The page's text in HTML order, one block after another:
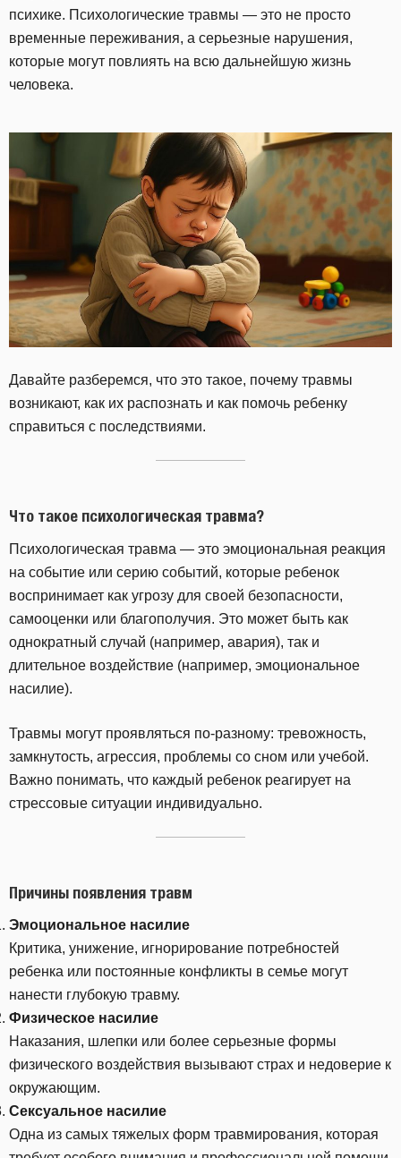
психике. Психологические травмы — это не просто
временные переживания, а серьезные нарушения,
которые могут повлиять на всю дальнейшую жизнь
человека.
Давайте разберемся, что это такое, почему травмы
возникают, как их распознать и как помочь ребенку
справиться с последствиями.
Что такое психологическая травма?
Психологическая травма — это эмоциональная реакция
на событие или серию событий, которые ребенок
воспринимает как угрозу для своей безопасности,
самооценки или благополучия. Это может быть как
однократный случай (например, авария), так и
длительное воздействие (например, эмоциональное
насилие).
Травмы могут проявляться по-разному: тревожность,
замкнутость, агрессия, проблемы со сном или учебой.
Важно понимать, что каждый ребенок реагирует на
стрессовые ситуации индивидуально.
Причины появления травм
Эмоциональное насилие
Критика, унижение, игнорирование потребностей
ребенка или постоянные конфликты в семье могут
нанести глубокую травму.
Физическое насилие
Наказания, шлепки или более серьезные формы
физического воздействия вызывают страх и недоверие к
окружающим.
Сексуальное насилие
Одна из самых тяжелых форм травмирования, которая